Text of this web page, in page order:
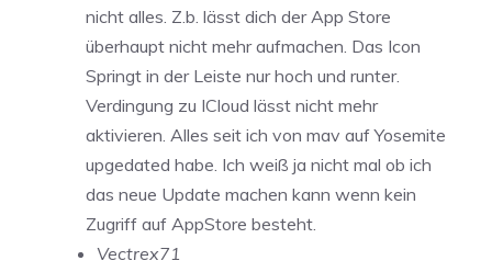
nicht alles. Z.b. lässt dich der App Store
überhaupt nicht mehr aufmachen. Das Icon
Springt in der Leiste nur hoch und runter.
Verdingung zu ICloud lässt nicht mehr
aktivieren. Alles seit ich von mav auf Yosemite
upgedated habe. Ich weiß ja nicht mal ob ich
das neue Update machen kann wenn kein
Zugriff auf AppStore besteht.
Vectrex71